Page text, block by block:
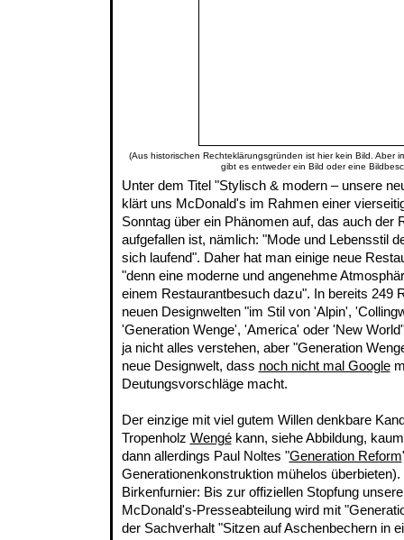
(Aus historischen Rechteklärungsgründen ist hier kein Bild. Aber
gibt es entweder ein Bild oder eine
Unter dem Titel "Stylisch & modern – unsere
klärt uns McDonald's im Rahmen einer
Sonntag über ein Phänomen auf, das auch der
aufgefallen ist, nämlich: "Mode und Lebensstil
sich laufend". Daher hat man einige neue
"denn eine moderne und angenehme
einem Restaurantbesuch dazu". In bereits 249
neuen Designwelten "im Stil von 'Alpin',
'Generation Wenge', 'America' oder 'New
ja nicht alles verstehen, aber "Generation
neue Designwelt, dass noch nicht mal Google
Deutungsvorschläge macht.
Der einzige mit viel gutem Willen denkbare
Tropenholz Wengékann, siehe Abbildung,
dann allerdings Paul Noltes "Generation Reform
Generationenkonstruktion mühelos
Birkenfurnier: Bis zur offiziellen Stopfung
McDonald's-Presseabteilung wird mit
der Sachverhalt "Sitzen auf Aschenbechern in